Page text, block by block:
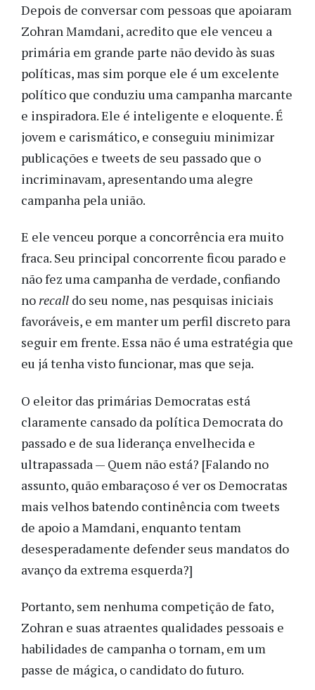
Depois de conversar com pessoas que apoiaram
Zohran Mamdani, acredito que ele venceu a
primária em grande parte não devido às suas
políticas, mas sim porque ele é um excelente
político que conduziu uma campanha marcante
e inspiradora. Ele é inteligente e eloquente. É
jovem e carismático, e conseguiu minimizar
publicações e tweets de seu passado que o
incriminavam, apresentando uma alegre
campanha pela união.
E ele venceu porque a concorrência era muito
fraca. Seu principal concorrente ficou parado e
não fez uma campanha de verdade, confiando
norecall do seu nome, nas pesquisas iniciais
favoráveis, e em manter um perfil discreto para
seguir em frente. Essa não é uma estratégia que
eu já tenha visto funcionar, mas que seja.
O eleitor das primárias Democratas está
claramente cansado da política Democrata do
passado e de sua liderança envelhecida e
ultrapassada — Quem não está? [Falando no
assunto, quão embaraçoso é ver os Democratas
mais velhos batendo continência com tweets
de apoio a Mamdani, enquanto tentam
desesperadamente defender seus mandatos do
avanço da extrema esquerda?]
Portanto, sem nenhuma competição de fato,
Zohran e suas atraentes qualidades pessoais e
habilidades de campanha o tornam, em um
passe de mágica, o candidato do futuro.